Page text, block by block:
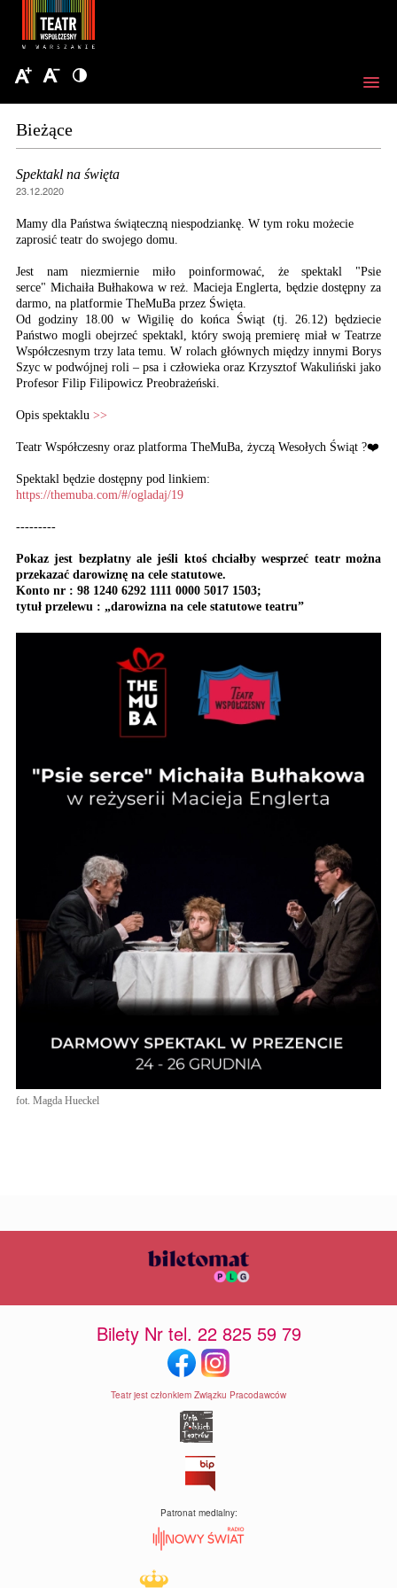
Bieżące
Spektakl na święta
23.12.2020
Mamy dla Państwa świąteczną niespodziankę. W tym roku możecie
zaprosić teatr do swojego domu.
Jest nam niezmiernie miło poinformować, że spektakl "Psie
serce" Michaiła Bułhakowa w reż. Macieja Englerta, będzie dostępny za
darmo, na platformie TheMuBa przez Święta.
Od godziny 18.00 w Wigilię do końca Świąt (tj. 26.12) będziecie
Państwo mogli obejrzeć spektakl, który swoją premierę miał w Teatrze
Współczesnym trzy lata temu. W rolach głównych między innymi Borys
Szyc w podwójnej roli – psa i człowieka oraz Krzysztof Wakuliński jako
Profesor Filip Filipowicz Preobrażeński.
Opis spektaklu >>
Teatr Współczesny oraz platforma TheMuBa, życzą Wesołych Świąt ?❤️
Spektakl będzie dostępny pod linkiem:
https://themuba.com/#/ogladaj/19
---------
Pokaz jest bezpłatny ale jeśli ktoś chciałby wesprzeć teatr można
przekazać darowiznę na cele statutowe.
Konto nr : 98 1240 6292 1111 0000 5017 1503;
tytuł przelewu : „darowizna na cele statutowe teatru”
fot. Magda Hueckel
Bilety Nr tel. 22 825 59 79
Teatr jest członkiem Związku Pracodawców
Patronat medialny: